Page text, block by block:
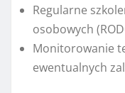
Regularne
osobowych
Monitorowanie
ewentualnych